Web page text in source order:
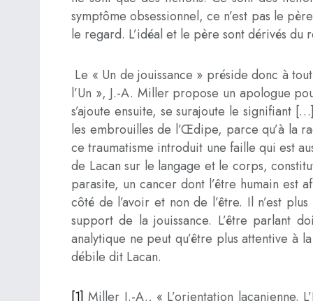
symptôme obsessionnel, ce n’est pas le
le regard. L’idéal et le père sont dérivés du
Le « Un de jouissance » préside donc à
l’Un », J.-A. Miller propose un apologue
s’ajoute ensuite, se surajoute le signifiant
les embrouilles de l’Œdipe, parce qu’à la
ce traumatisme introduit une faille qui est
de Lacan sur le langage et le corps,
parasite, un cancer dont l’être humain est
côté de l’avoir et non de l’être. Il n’est
support de la jouissance. L’être parlant
analytique ne peut qu’être plus attentive à
débile dit Lacan.
[1] Miller J.-A., « L’orientation lacanienne.